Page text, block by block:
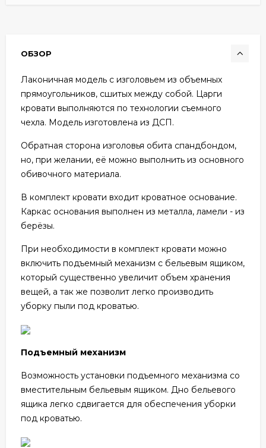
ОБЗОР
Лаконичная модель с изголовьем из объемных
прямоугольников, сшитых между собой. Царги
кровати выполняются по технологии съемного
чехла. Модель изготовлена из ДСП.
Обратная сторона изголовья обита спандбондом,
но, при желании, её можно выполнить из основного
обивочного материала.
В комплект кровати входит кроватное основание.
Каркас основания выполнен из металла, ламели - из
берёзы.
При необходимости в комплект кровати можно
включить подъемный механизм с бельевым ящиком,
который существенно увеличит объем хранения
вещей, а так же позволит легко производить
уборку пыли под кроватью.
Подъемный механизм
Возможность установки подъемного механизма со
вместительным бельевым ящиком. Дно бельевого
ящика легко сдвигается для обеспечения уборки
под кроватью.